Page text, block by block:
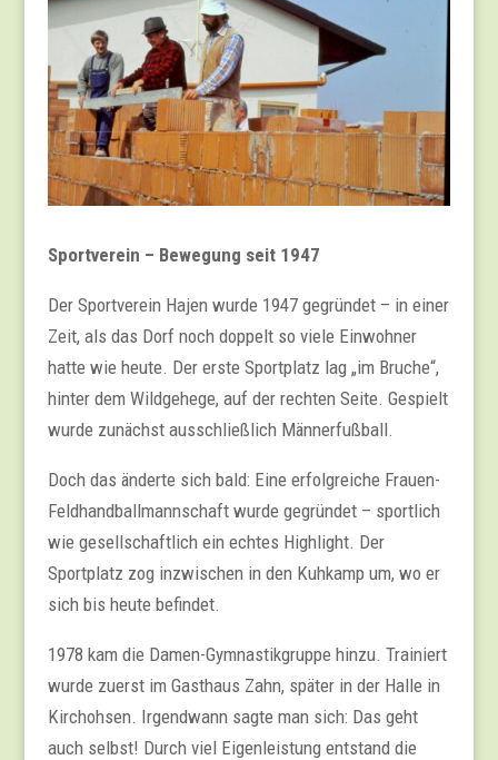
Sportverein – Bewegung seit 1947
Der Sportverein Hajen wurde 1947 gegründet – in einer
Zeit, als das Dorf noch doppelt so viele Einwohner
hatte wie heute. Der erste Sportplatz lag „im Bruche“,
hinter dem Wildgehege, auf der rechten Seite. Gespielt
wurde zunächst ausschließlich Männerfußball.
Doch das änderte sich bald: Eine erfolgreiche Frauen-
Feldhandballmannschaft wurde gegründet – sportlich
wie gesellschaftlich ein echtes Highlight. Der
Sportplatz zog inzwischen in den Kuhkamp um, wo er
sich bis heute befindet.
1978 kam die Damen-Gymnastikgruppe hinzu. Trainiert
wurde zuerst im Gasthaus Zahn, später in der Halle in
Kirchohsen. Irgendwann sagte man sich: Das geht
auch selbst! Durch viel Eigenleistung entstand die